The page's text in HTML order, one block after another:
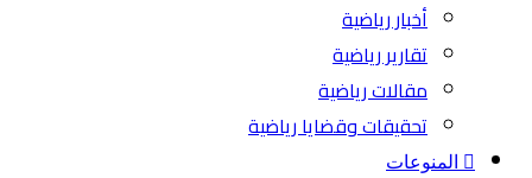
أخبار رياضية
تقارير رياضية
مقالات رياضية
تحقيقات وقضايا رياضية
المنوعات